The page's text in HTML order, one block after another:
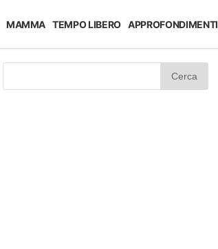
MAMMA TEMPO LIBERO APPROFONDIMENTI